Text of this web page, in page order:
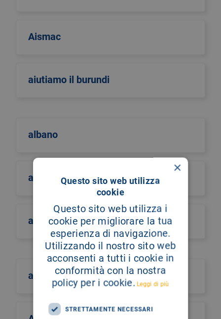
Aismac
aiutiamo il burundi
albano
albero della vita
alberto castiglione
alberto culotta
×
Questo sito web utilizza
cookie
Questo sito web utilizza i
cookie per migliorare la tua
esperienza di navigazione.
Utilizzando il nostro sito web
acconsenti a tutti i cookie in
conformità con la nostra
policy per i cookie. Leggi di più
STRETTAMENTE NECESSARI